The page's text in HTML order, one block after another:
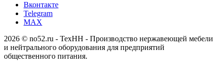
Вконтакте
Telegram
MAX
2026 © no52.ru - ТехНН - Производство нержавеющей мебели
и нейтрального оборудования для предприятий
общественного питания.